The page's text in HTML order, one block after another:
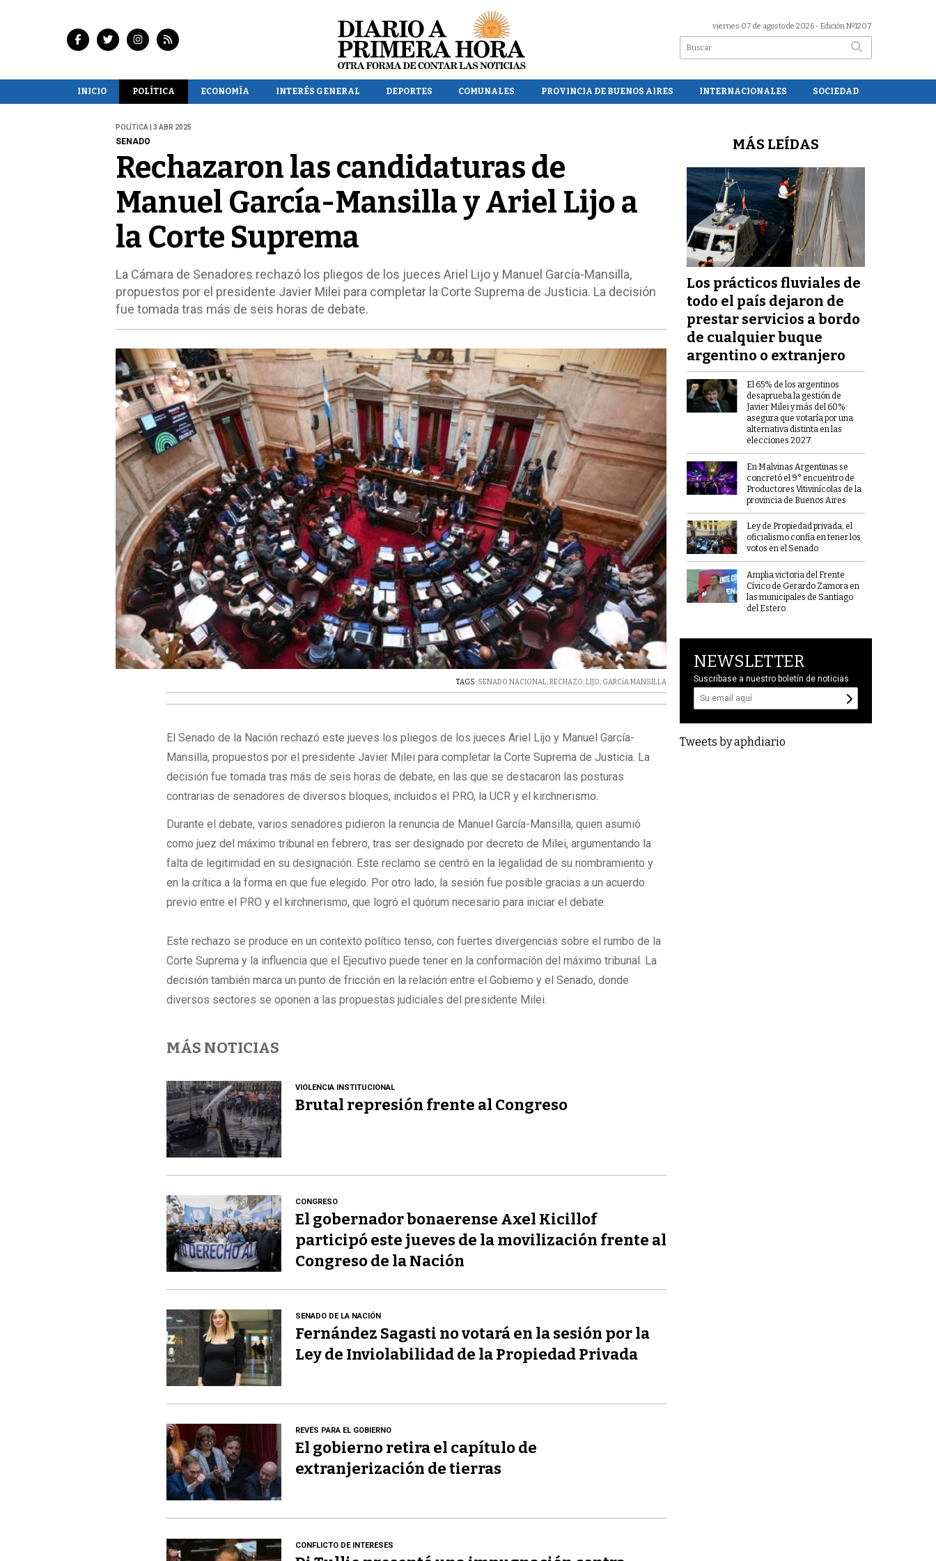
viernes 07 de agosto de 2026 - Edición Nº1207
INICIO POLÍTICA ECONOMÍA INTERÉS GENERAL DEPORTES COMUNALES PROVINCIA DE BUENOS AIRES INTERNACIONALES SOCIEDAD
POLÍTICA | 3 ABR 2025
SENADO
Rechazaron las candidaturas de
Manuel García-Mansilla y Ariel Lijo a
la Corte Suprema
La Cámara de Senadores rechazó los pliegos de los jueces Ariel Lijo y Manuel García-Mansilla,
propuestos por el presidente Javier Milei para completar la Corte Suprema de Justicia. La decisión
fue tomada tras más de seis horas de debate.
TAGS: SENADO NACIONAL,RECHAZO,LIJO, GARCíA MANSILLA
El Senado de la Nación rechazó este jueves los pliegos de los jueces Ariel Lijo y Manuel García-
Mansilla, propuestos por el presidente Javier Milei para completar la Corte Suprema de Justicia. La
decisión fue tomada tras más de seis horas de debate, en las que se destacaron las posturas
contrarias de senadores de diversos bloques, incluidos el PRO, la UCR y el kirchnerismo.
Durante el debate, varios senadores pidieron la renuncia de Manuel García-Mansilla, quien asumió
como juez del máximo tribunal en febrero, tras ser designado por decreto de Milei, argumentando la
falta de legitimidad en su designación. Este reclamo se centró en la legalidad de su nombramiento y
en la crítica a la forma en que fue elegido. Por otro lado, la sesión fue posible gracias a un acuerdo
previo entre el PRO y el kirchnerismo, que logró el quórum necesario para iniciar el debate.
Este rechazo se produce en un contexto político tenso, con fuertes divergencias sobre el rumbo de la
Corte Suprema y la influencia que el Ejecutivo puede tener en la conformación del máximo tribunal. La
decisión también marca un punto de fricción en la relación entre el Gobierno y el Senado, donde
diversos sectores se oponen a las propuestas judiciales del presidente Milei.
MÁS NOTICIAS
VIOLENCIA INSTITUCIONAL
Brutal represión frente al Congreso
CONGRESO
El gobernador bonaerense Axel Kicillof
participó este jueves de la movilización frente al
Congreso de la Nación
SENADO DE LA NACIÓN
Fernández Sagasti no votará en la sesión por la
Ley de Inviolabilidad de la Propiedad Privada
REVÉS PARA EL GOBIERNO
El gobierno retira el capítulo de
extranjerización de tierras
CONFLICTO DE INTERESES
MÁS LEÍDAS
Los prácticos fluviales de
todo el país dejaron de
prestar servicios a bordo
de cualquier buque
argentino o extranjero
El 65% de los argentinos
desaprueba la gestión de
Javier Milei y más del 60%
asegura que votaría por una
alternativa distinta en las
elecciones 2027.
En Malvinas Argentinas se
concretó el 9° encuentro de
Productores Vitivinícolas de la
provincia de Buenos Aires
Ley de Propiedad privada, el
oficialismo confía en tener los
votos en el Senado
Amplia victoria del Frente
Cívico de Gerardo Zamora en
las municipales de Santiago
del Estero
NEWSLETTER
Suscríbase a nuestro boletín de noticias
Tweets by aphdiario